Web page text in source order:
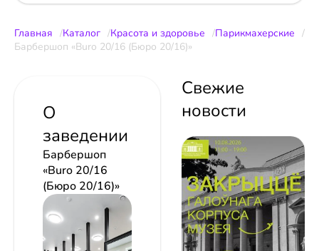
Главная Каталог Красота и здоровье
Парикмахерские
Барбершоп «Buro 20/16 (Бюро 20/16)»
О
заведении
Барбершоп
«Buro 20/16
(Бюро 20/16)»
Свежие
новости